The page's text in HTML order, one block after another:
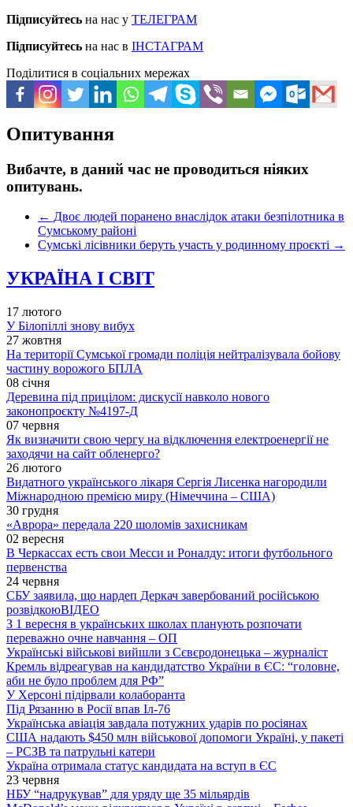
Підписуйтесь на нас у ТЕЛЕГРАМ
Підписуйтесь на нас в ІНСТАГРАМ
Поділитися в соціальних мережах
Опитування
Вибачте, в даний час не проводиться ніяких
опитувань.
← Двоє людей поранено внаслідок атаки безпілотника в
Сумському районі
Сумські лісівники беруть участь у родинному проєкті →
УКРАЇНА І СВІТ
17 лютого
У Білопіллі знову вибух
27 жовтня
На території Сумської громади поліція нейтралізувала бойову
частину ворожого БПЛА
08 січня
Деревина під прицілом: дискусії навколо нового
законопроєкту №4197-Д
07 червня
Як визначити свою чергу на відключення електроенергії не
заходячи на сайт обленерго?
26 лютого
Видатного українського лікаря Сергія Лисенка нагородили
Міжнародною премією миру (Німеччина – США)
30 грудня
«Аврора» передала 220 шоломів захисникам
02 вересня
В Черкассах есть свои Месси и Роналду: итоги футбольного
первенства
24 червня
СБУ заявила, що нардеп Деркач завербований російською
розвідкоюВІДЕО
З 1 вересня в українських школах планують розпочати
переважно очне навчання – ОП
Українські військові вийшли з Сєвєродонецька – журналіст
Кремль відреагував на кандидатство України в ЄС: “головне,
аби не було проблем для РФ”
У Херсоні підірвали колаборанта
Під Рязанню в Росії впав Іл-76
Українська авіація завдала потужних ударів по росіянах
США надають $450 млн військової допомоги Україні, у пакеті
– РСЗВ та патрульні катери
Україна отримала статус кандидата на вступ в ЄС
23 червня
НБУ “надрукував” для уряду ще 35 мільярдів